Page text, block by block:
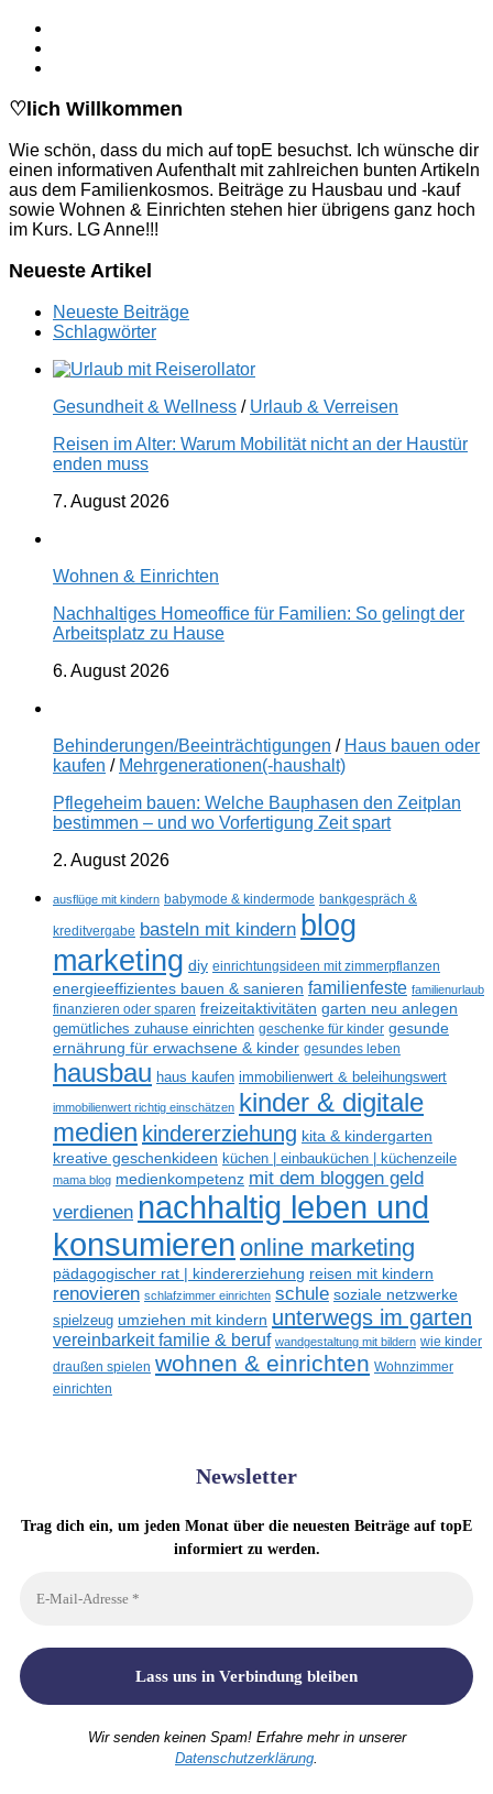
♡lich Willkommen
Wie schön, dass du mich auf topE besuchst. Ich wünsche dir
einen informativen Aufenthalt mit zahlreichen bunten Artikeln
aus dem Familienkosmos. Beiträge zu Hausbau und -kauf
sowie Wohnen & Einrichten stehen hier übrigens ganz hoch
im Kurs. LG Anne!!!
Neueste Artikel
Neueste Beiträge
Schlagwörter
Gesundheit & Wellness / Urlaub & Verreisen
Reisen im Alter: Warum Mobilität nicht an der Haustür
enden muss
7. August 2026
Wohnen & Einrichten
Nachhaltiges Homeoffice für Familien: So gelingt der
Arbeitsplatz zu Hause
6. August 2026
Behinderungen/Beeinträchtigungen / Haus bauen oder
kaufen / Mehrgenerationen(-haushalt)
Pflegeheim bauen: Welche Bauphasen den Zeitplan
bestimmen – und wo Vorfertigung Zeit spart
2. August 2026
ausflüge mit kindern babymode & kindermode bankgespräch &
kreditvergabe basteln mit kindern blog
marketing diy einrichtungsideen mit zimmerpflanzen
energieeffizientes bauen & sanieren familienfeste familienurlaub
finanzieren oder sparen freizeitaktivitäten garten neu anlegen
gemütliches zuhause einrichten geschenke für kinder gesunde
ernährung für erwachsene & kinder gesundes leben
hausbau haus kaufen immobilienwert & beleihungswert
immobilienwert richtig einschätzen kinder & digitale
medien kindererziehung kita & kindergarten
kreative geschenkideen küchen | einbauküchen | küchenzeile
mama blog medienkompetenz mit dem bloggen geld
verdienen nachhaltig leben und
konsumieren online marketing
pädagogischer rat | kindererziehung reisen mit kindern
renovieren schlafzimmer einrichten schule soziale netzwerke
spielzeug umziehen mit kindern unterwegs im garten
vereinbarkeit familie & beruf wandgestaltung mit bildern wie kinder
draußen spielen wohnen & einrichten Wohnzimmer
einrichten
Newsletter
Trag dich ein, um jeden Monat über die neuesten Beiträge auf topE
informiert zu werden.
Wir senden keinen Spam! Erfahre mehr in unserer
Datenschutzerklärung.